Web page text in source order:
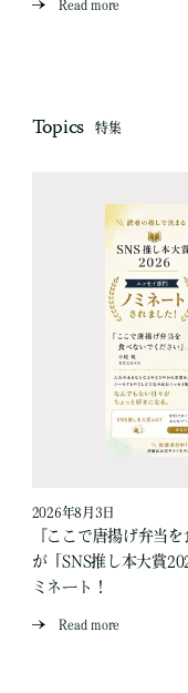
Read more
Topics 特集
2026年8月3日
『ここで唐揚げ弁当
が「SNS推し本大賞
ミネート！
Read more